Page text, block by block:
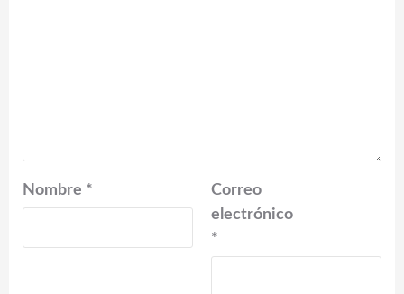
Nombre *
Correo
electrónico
*